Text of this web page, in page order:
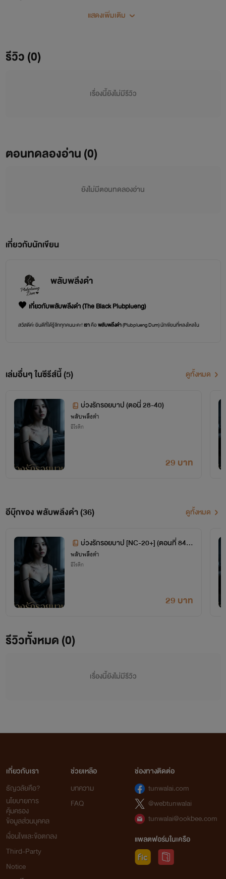
แสดงเพิ่มเติม
รีวิว (0)
เรื่องนี้ยังไม่มีรีวิว
ตอนทดลองอ่าน (0)
ยังไม่มีตอนทดลองอ่าน
เกี่ยวกับนักเขียน
พลับพลึงดำ
🖤 เกี่ยวกับพลับพลึงดำ (The Black Plubplueng)
สวัสดีค่ะ ยินดีที่ได้รู้จักทุกคนนะคะ!เราคือพลับพลึงดำ(Plubplueng Dum) นักเขียนที่หลงใหลใน
นิยามงานเขียน:
ชอบพาผู้อ่านไปดำดิ่งสู่ห้วงลึกของจิตใจมนุษย์ โดยเฉพาะเรื่องราวที่เต็มไปด้วย
สร้างปมสุดซับซ้อนให้คุณชัยธวัชต้องปวดหัวค่ะ!)
เชื่อว่าทุกความสัมพันธ์มีด้านมืดและด้านสว่างเสมอ หน้าที่ของ
มุมเหล่านั้น และค้นพบความหมายที่แท้จริงของการเป็นมนุษย์
"ความสัมพันธ์ก็เหมือนดอกพลับพลึง... ที่แม้จะบอบบางและอ่อนโยน แต่ก็มีรากที่หยั่งลึกและซับซ้อน
เกินกว่าจะเข้าใจได้ง่ายๆ"
ตามติดชีวิตพลับพลึงดำและงานเขียนของเรานะคะ
รับรองว่าทุกบรรทัดจะเต็มไปด้วยความตื่นเต้น
สะเทือนใจ และทำให้คุณอยากติดตามตอนต่อไปอย่างแน่นอน! ✨
เล่มอื่นๆ ในซีรีส์นี้ (5) ดูทั้งหมด
บ่วงรักรอยบาป (ตอนี่ 28-40)
พลับพลึงดำ
อีโรติก
29 บาท
อีบุ๊กของ พลับพลึงดำ (36) ดูทั้งหมด
บ่วงรักรอยบาป [NC-20+] (ตอนที่ 84-9
3)
พลับพลึงดำ
อีโรติก
29 บาท
รีวิวทั้งหมด (0)
เรื่องนี้ยังไม่มีรีวิว
เกี่ยวกับเรา
ธัญวลัยคือ?
นโยบายการ
คุ้มครอง
ข้อมูลส่วนบุคคล
เงื่อนไขและข้อตกลง
Third-Party
Notice
ช่วยเหลือ
บทความ
FAQ
ช่องทางติดต่อ
tunwalai.com
@webtunwalai
tunwalai@ookbee.com
แพลตฟอร์มในเครือ